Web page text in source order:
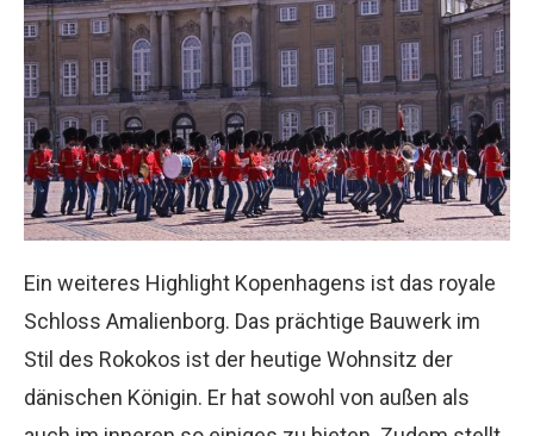
Ein weiteres Highlight Kopenhagens ist das royale
Schloss Amalienborg. Das prächtige Bauwerk im
Stil des Rokokos ist der heutige Wohnsitz der
dänischen Königin. Er hat sowohl von außen als